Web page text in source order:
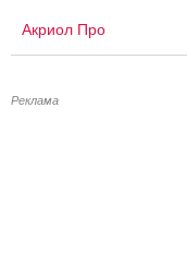
Акриол Про
Реклама